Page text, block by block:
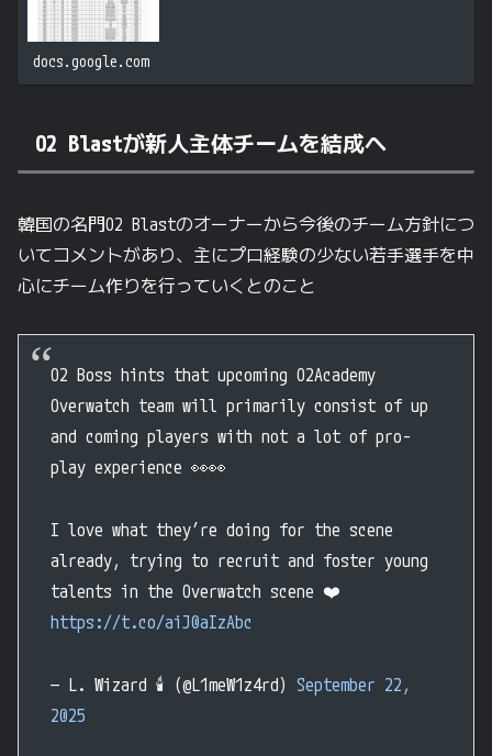
docs.google.com
O2 Blastが新人主体チームを結成へ
韓国の名門O2 Blastのオーナーから今後のチーム方針につ
いてコメントがあり、主にプロ経験の少ない若手選手を中
心にチーム作りを行っていくとのこと
O2 Boss hints that upcoming O2Academy
Overwatch team will primarily consist of up
and coming players with not a lot of pro-
play experience 👀👀
I love what they’re doing for the scene
already, trying to recruit and foster young
talents in the Overwatch scene ❤️
https://t.co/aiJ0aIzAbc
— L. Wizard 🕯️ (@L1meW1z4rd) September 22,
2025